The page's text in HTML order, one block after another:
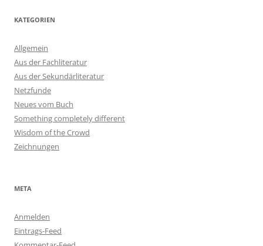
KATEGORIEN
Allgemein
Aus der Fachliteratur
Aus der Sekundärliteratur
Netzfunde
Neues vom Buch
Something completely different
Wisdom of the Crowd
Zeichnungen
META
Anmelden
Eintrags-Feed